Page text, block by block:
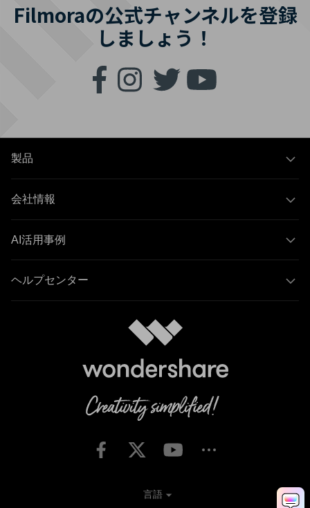
Filmoraの公式チャンネルを登録
しましょう！
製品
会社情報
AI活用事例
ヘルプセンター
言語